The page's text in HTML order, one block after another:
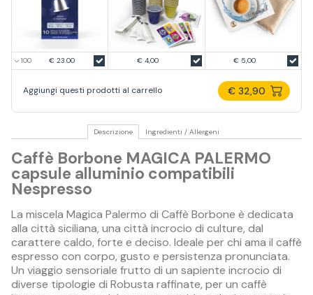
€ 23.00 € 4,00 € 5,00
Aggiungi questi prodotti al carrello € 32,90
Descrizione Ingredienti / Allergeni
Caffè Borbone MAGICA PALERMO
capsule alluminio compatibili
Nespresso
La miscela Magica Palermo di Caffè Borbone è dedicata
alla città siciliana, una città incrocio di culture, dal
carattere caldo, forte e deciso. Ideale per chi ama il caffè
espresso con corpo, gusto e persistenza pronunciata.
Un viaggio sensoriale frutto di un sapiente incrocio di
diverse tipologie di Robusta raffinate, per un caffè